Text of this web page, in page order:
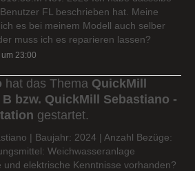
FL beschrieben hat. Meine
es bei meinem Modell auch selber
muss ich es reparieren lassen?
23:00
hat das Thema QuickMill
B bzw. QuickMill Sebastiano -
gestartet.
| Baujahr: 2024 | Anzahl Bezüge:
Weichwasseranlage
und elektrische Kenntnisse vorhanden?